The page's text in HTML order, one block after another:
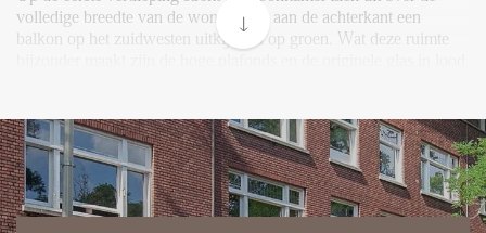
volledige breedte van de woning met aan de achterkant een
balkon op het zuidwesten uitkijkend op groen. Wat deze ruimte
voorzien van een eikenhouten laminaatvloer, vier inbouwkasten
en twee prachtige originele schouwen. De half open keuken aan
de voorzijde kijkt uit op de van Alkemadelaan. Een apart toilet en
een zeer ruime overloop maken deze verdieping compleet.
Rotterdam